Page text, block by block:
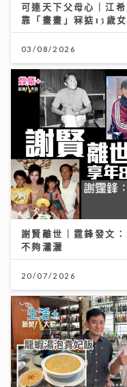
可連天下父母心｜江
靠「畫畫」冧掂13歲
03/08/2026
謝賢離世｜霆鋒發文
不夠瀟灑
20/07/2026